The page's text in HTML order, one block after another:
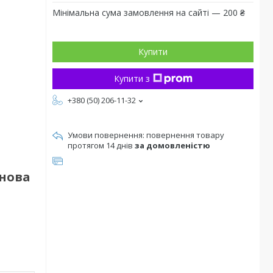
Мінімальна сума замовлення на сайті — 200 ₴
Купити
Купити з
+380 (50) 206-11-32
повернення товару
протягом 14 днів за домовленістю